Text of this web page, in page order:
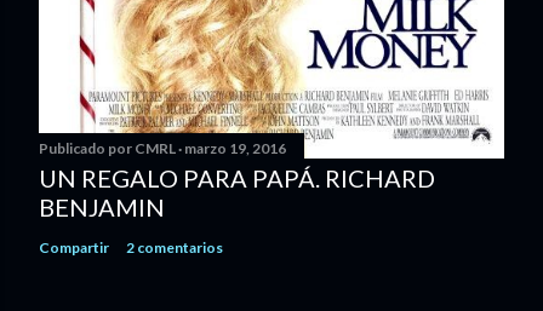
Publicado por CMRL marzo 19, 2016
UN REGALO PARA PAPÁ. RICHARD
BENJAMIN
Compartir 2 comentarios